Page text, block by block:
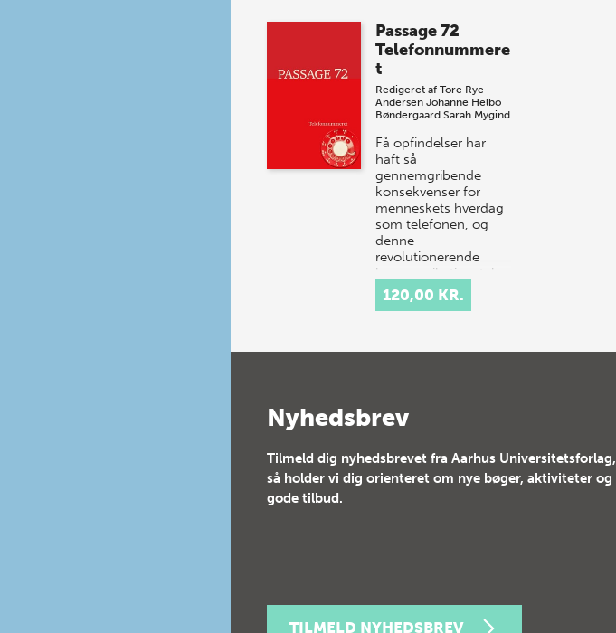
Passage 72
Telefonnummere
t
Redigeret af Tore Rye
Andersen Johanne Helbo
Bøndergaard Sarah Mygind
Få opfindelser har
haft så
gennemgribende
konsekvenser for
menneskets hverdag
som telefonen, og
denne
revolutionerende
kommunikationsteknologi
har nat…
120,00 KR.
Nyhedsbrev
Tilmeld dig nyhedsbrevet fra Aarhus Universitetsforlag,
så holder vi dig orienteret om nye bøger, aktiviteter og
gode tilbud.
TILMELD NYHEDSBREV